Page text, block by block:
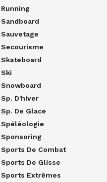
Running
Sandboard
Sauvetage
Secourisme
Skateboard
Ski
Snowboard
Sp. D'hiver
Sp. De Glace
Spéléologie
Sponsoring
Sports De Combat
Sports De Glisse
Sports Extrêmes